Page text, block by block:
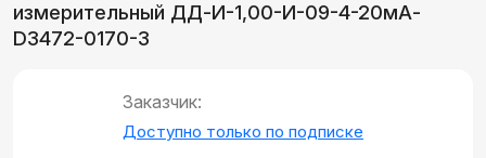
измерительный ДД-И-1,00-И-09-4-20мА-
D3472-0170-3
Заказчик:
Доступно только по подписке